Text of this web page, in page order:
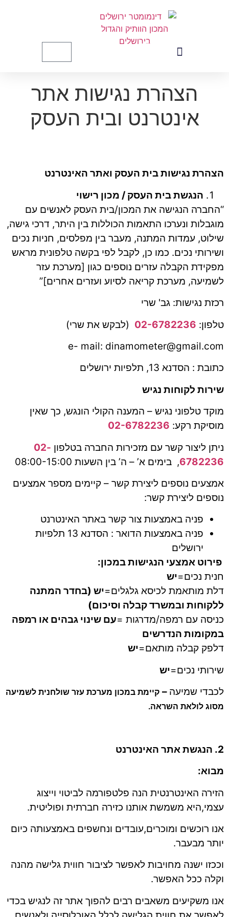
הצהרת נגישות אתר
אינטרנט ובית העסק
הצהרת נגישות בית העסק ואתר האינטרנט
הנגשת בית העסק / מכון רישוי
“החברה הנגישה את המכון/בית העסק לאנשים עם
מוגבלות ונערכו התאמות הכוללות בין היתר, דרכי גישה,
שילוט, עמדות המתנה, מעבר בין מפלסים, חניות נכים
ושירותי נכים. כמו כן, לקבל לפי בקשה טלפונית מראש
מפקידת הקבלה עזרים נוספים כגון [מערכת עזר
לשמיעה, מערכת קריאה לסיוע ועזרים אחרים]”
רכזת נגישות: גב' שרי
טלפון: 02-6782236 (לבקש את שרי)
e- mail: dinamometer@gmail.com
כתובת : הסדנא 13, תלפיות ירושלים
שירות לקוחות נגיש
מוקד טלפוני נגיש – המענה הקולי הונגש, כך שאין
מוסיקת רקע: 02-6782236
ניתן ליצור קשר עם מזכירות החברה בטלפון 02-
6782236, בימים א’ – ה’ בין השעות 08:00-15:00
אמצעים נוספים ליצירת קשר – קיימים מספר אמצעים
נוספים ליצירת קשר:
פניה באמצעות צור קשר באתר האינטרנט
פניה באמצעות הדואר : הסדנא 13 תלפיות
ירושלים
פירוט אמצעי הנגישות במכון:
חנית נכים=יש
דלת מותאמת לכיסא גלגלים=יש (בחדר המתנה
ללקוחות ובמשרד קבלה וסיכום)
כניסה עם רמפה/מדרגות =עם שינוי גבהים או רמפה
במקומות הנדרשים
דלפק קבלה מותאם=יש
שירותי נכים=יש
לכבדי שמיעה – קיימת במכון מערכת עזר שולחנית לשמיעה
מסוג לולאת השראה.
2. הנגשת אתר האינטרנט
מבוא:
הזירה האינטרנטית הנה פלטפורמה לביטוי וייצוג
עצמי,היא משמשת אותנו כזירה חברתית ופוליטית.
אנו רוכשים ומוכרים,עובדים ונחשפים באמצעותה כיום
יותר מבעבר.
וככזו ישנה מחויבות לאפשר לציבור חווית גלישה מהנה
וקלה ככל האפשר.
אנו משקיעים משאבים רבים להפוך אתר זה לנגיש בכדי